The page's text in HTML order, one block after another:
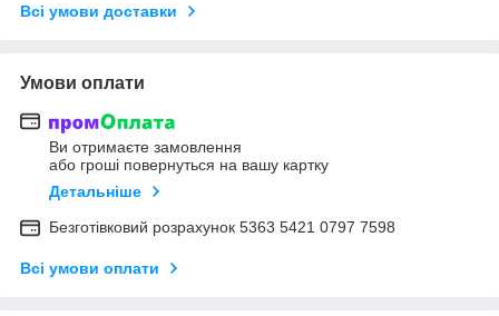
Всі умови доставки
Умови оплати
Ви отримаєте замовлення
або гроші повернуться на вашу картку
Детальніше
Безготівковий розрахунок 5363 5421 0797 7598
Всі умови оплати